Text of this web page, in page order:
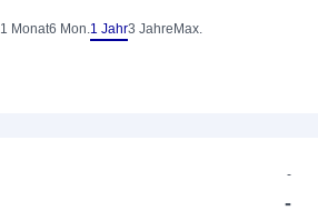
1 Monat6 Mon.1 Jahr3 Jahre Max.
-
-